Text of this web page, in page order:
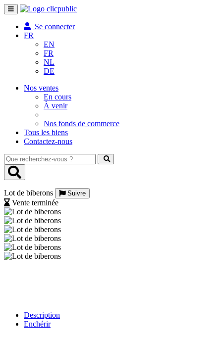
Toggle
navigation
Se connecter
FR
EN
FR
NL
DE
Nos ventes
En cours
À venir
Nos fonds de commerce
Tous les biens
Contactez-nous
Que
recherchez-
vous
Lot de biberons
Suivre
Vente terminée
Description
Enchérir